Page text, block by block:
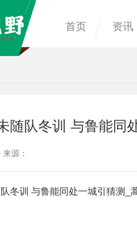
首页 资讯
随队冬训 与鲁能同
源：
冬训 与鲁能同处一城引猜测_